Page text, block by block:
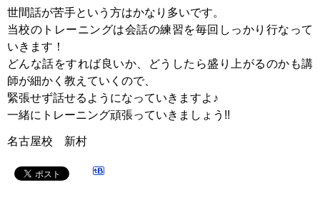
世間話が苦手という方はかなり多いです。
当校のトレーニングは会話の練習を毎回しっかり行なって
いきます！
どんな話をすれば良いか、どうしたら盛り上がるのかも講
師が細かく教えていくので、
緊張せず話せるようになっていきますよ♪
一緒にトレーニング頑張っていきましょう!!
名古屋校 新村